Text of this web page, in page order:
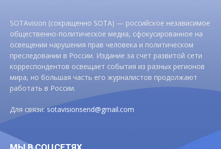
SOTAvision (сокращенно SOTA) — российское независимое
общественно-политическое медиа, сфокусированное на
освещении нарушения прав человека и политическом
преследовании в России. Издание за счет развитой сети
корреспондентов освещает события из разных регионов
мира, но большая часть его журналистов продолжают
работать в России.
Для связи:sotavisionsend@gmail.com